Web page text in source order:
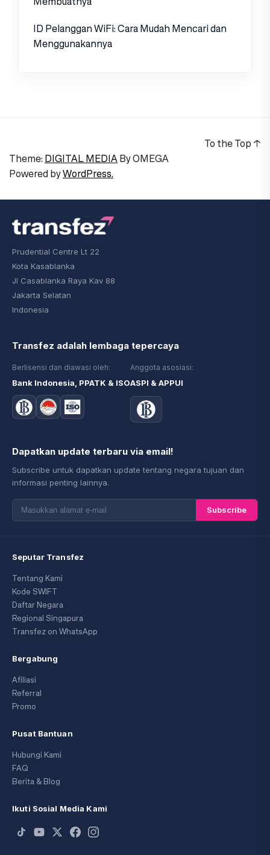
ID Pelanggan WiFi: Cara Mudah Mencari dan
Menggunakannya
Theme: DIGITAL MEDIAByOMEGA
Powered byWordPress.
To the Top ↑
Prudential Centre Lt 22
Kota Kasablanka
Jl Casablanka Raya Kav 88
Jakarta Selatan
Indonesia
Transfez adalah lembaga tepercaya
Berlisensi dan diawasi oleh:
Bank Indonesia, PPATK & ISO
Anggota asosiasi:
ASPI & APPUI
Dapatkan update terbaru via email!
Subscribe untuk dapatkan update tentang negara tujuan dan
informasi penting lainnya.
Subscribe
Seputar Transfez
Tentang Kami
Kode SWIFT
Daftar Negara
Regional Singapura
Transfez on WhatsApp
Bergabung
Afiliasi
Referral
Promo
Pusat Bantuan
Hubungi Kami
FAQ
Berita & Blog
Ikuti Sosial Media Kami